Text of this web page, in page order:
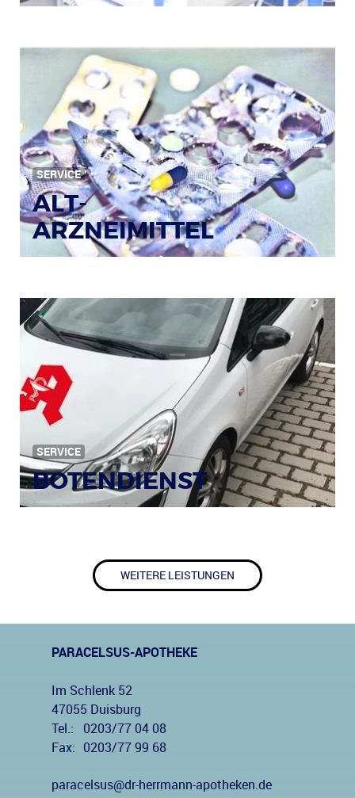
Bild: © Rainer Sturm / pixelio.de
SERVICE
ALT-
ARZNEIMITTEL
SERVICE
BOTENDIENST
WEITERE LEISTUNGEN
PARACELSUS-APOTHEKE
Im Schlenk 52
47055 Duisburg
Tel.:
0203/77 04 08
Fax:
0203/77 99 68
paracelsus@dr-herrmann-apotheken.de